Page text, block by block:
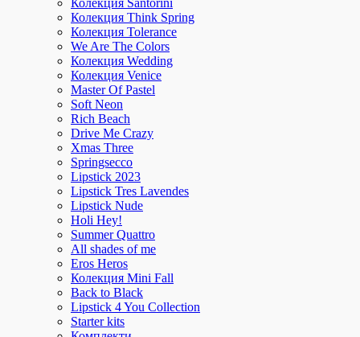
Колекция Santorini
Колекция Think Spring
Колекция Tolerance
We Are The Colors
Колекция Wedding
Колекция Venice
Master Of Pastel
Soft Neon
Rich Beach
Drive Me Crazy
Xmas Three
Springsecco
Lipstick 2023
Lipstick Tres Lavendes
Lipstick Nude
Holi Hey!
Summer Quattro
All shades of me
Eros Heros
Колекция Mini Fall
Back to Black
Lipstick 4 You Collection
Starter kits